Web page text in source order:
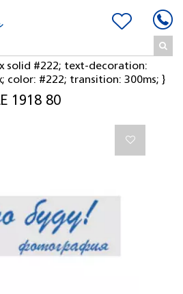
solid #222; text-decoration:
color: #222; transition: 300ms; }
1918 80